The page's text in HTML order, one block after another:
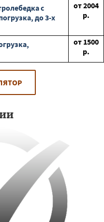
с
до 3-х
от2004
р.
от 1500
р.